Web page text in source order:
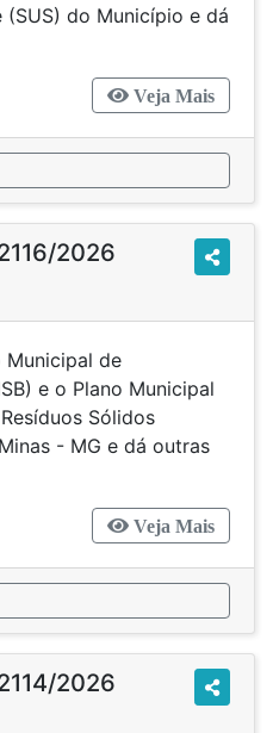
(SUS) do Município e dá
Veja Mais
2026
Municipal de
e o Plano Municipal
Sólidos
- MG e dá outras
Veja Mais
2026